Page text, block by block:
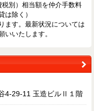
別）相当額を仲介手数料
は除く）
ます。最新状況については
いいたします。
4-29-11 玉造ビルⅡ１階